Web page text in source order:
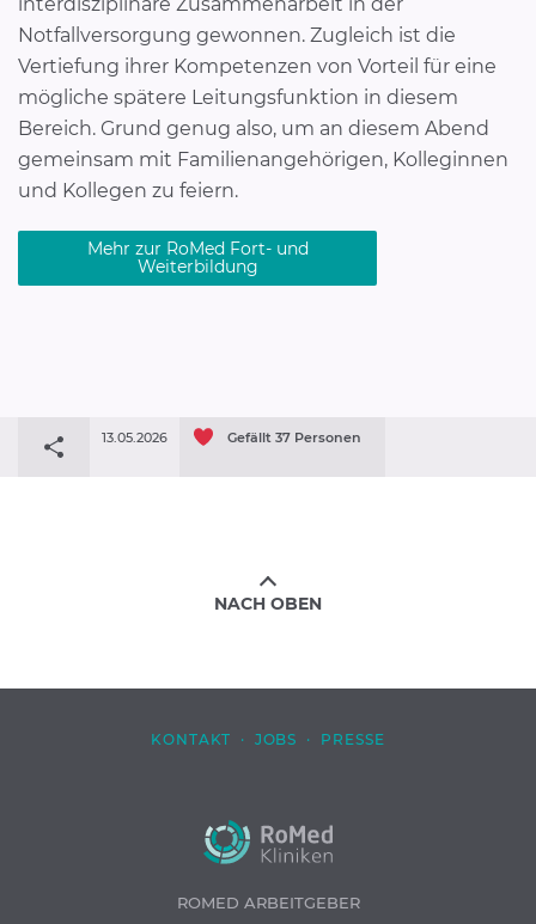
Notfallversorgung gewonnen. Zugleich ist die
Vertiefung ihrer Kompetenzen von Vorteil für eine
mögliche spätere Leitungsfunktion in diesem
Bereich. Grund genug also, um an diesem Abend
gemeinsam mit Familienangehörigen, Kolleginnen
und Kollegen zu feiern.
Mehr zur RoMed Fort- und
Weiterbildung
Gefällt 37 Personen
13.05.2026
NACH OBEN
KONTAKT · JOBS · PRESSE
ROMED ARBEITGEBER